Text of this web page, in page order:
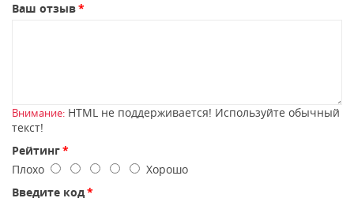
Ваш отзыв
Внимание: HTML не поддерживается! Используйте обычный
текст!
Рейтинг
Плохо
Хорошо
Введите код